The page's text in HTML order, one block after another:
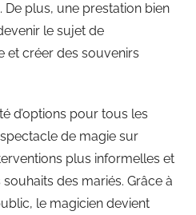
plus, une prestation bien
le sujet de
et créer des souvenirs
d’options pour tous les
de magie sur
plus informelles et
des mariés. Grâce à
le magicien devient